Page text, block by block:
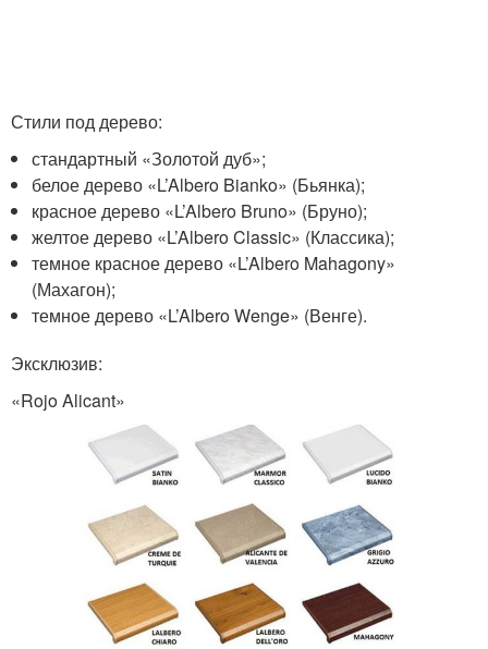
Стили под дерево:
стандартный «Золотой дуб»;
белое дерево «L’Albero Bianko» (Бьянка);
красное дерево «L’Albero Bruno» (Бруно);
желтое дерево «L’Albero Classic» (Классика);
темное красное дерево «L’Albero Mahagony»
(Махагон);
темное дерево «L’Albero Wenge» (Венге).
Эксклюзив:
«Rojo Alicant»